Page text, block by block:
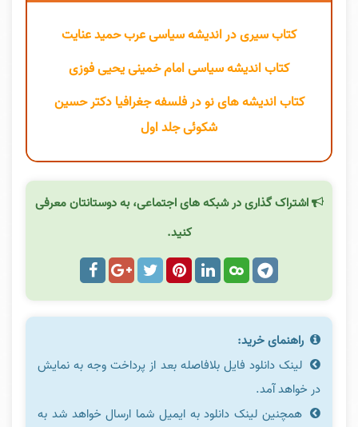
کتاب سیری در اندیشه سیاسی عرب حمید عنایت
کتاب اندیشه سیاسی امام خمینی یحیی فوزی
کتاب اندیشه های نو در فلسفه جغرافیا دکتر حسین
شکوئی جلد اول
اشتراک گذاری در شبکه های اجتماعی، به دوستانتان معرفی
کنید.
راهنمای خرید:
لینک دانلود فایل بلافاصله بعد از پرداخت وجه به نمایش
در خواهد آمد.
همچنین لینک دانلود به ایمیل شما ارسال خواهد شد به